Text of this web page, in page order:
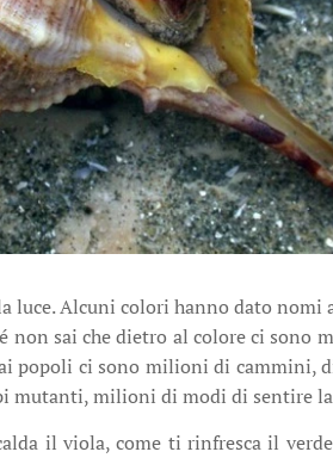
luce. Alcuni colori hanno dato
non sai che dietro al colore ci sono
popoli ci sono milioni di cammini,
mutanti, milioni di modi di sentire
il viola, come ti rinfresca il